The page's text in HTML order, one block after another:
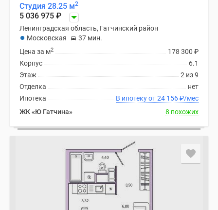
Студия 28.25 м2
5 036 975 ₽
Ленинградская область, Гатчинский район
Московская
37 мин.
178 300 ₽
Цена за м2
6.1
Корпус
2 из 9
Этаж
нет
Отделка
В ипотеку от 24 156₽/мес
Ипотека
ЖК «Ю Гатчина»
8 похожих